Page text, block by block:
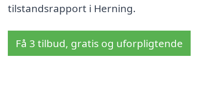
tilstandsrapport i Herning.
Få 3 tilbud, gratis og uforpligtende